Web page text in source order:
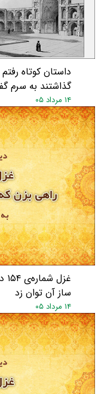
داستان کوتاه
گذاشتند به سرم
۱۴ مرداد ۰۵
ساز آن توان زد
۱۴ مرداد ۰۵